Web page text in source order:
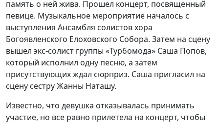
память о ней жива. Прошел концерт, посвященный
певице. Музыкальное мероприятие началось с
выступления Ансамбля солистов хора
Богоявленского Елоховского Собора. Затем на сцену
вышел экс-солист группы «Турбомода» Саша Попов,
который исполнил одну песню, а затем
присутствующих ждал сюрприз. Саша пригласил на
сцену сестру Жанны Наташу.
Известно, что девушка отказывалась принимать
участие, но все равно прилетела на концерт, чтобы